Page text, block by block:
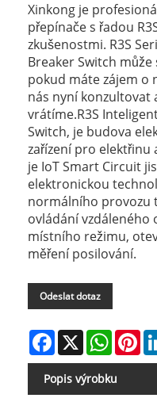
Xinkong je
přepínače s řadou
zkušenostmi. R3S
Breaker Switch
pokud máte zájem o
nás nyní konzultovat
vrátíme.R3S
Switch, je budova
zařízení pro elektřinu
je IoT Smart Circuit
elektronickou
normálního provozu
ovládání vzdáleného
místního režimu,
měření posilování.
Odeslat dotaz
Facebook
X
Popis výrobku